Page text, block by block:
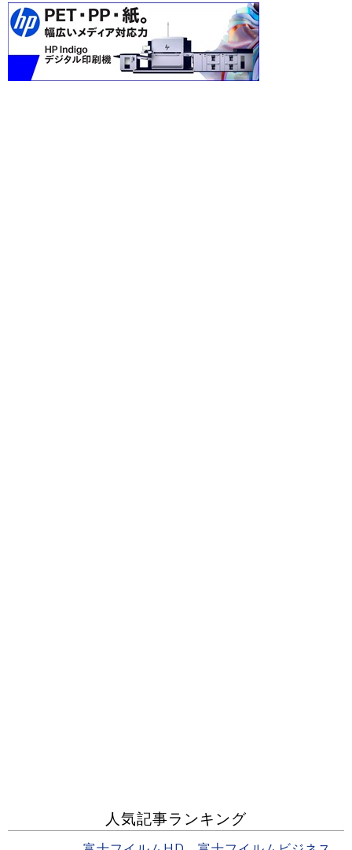
人気記事ランキング